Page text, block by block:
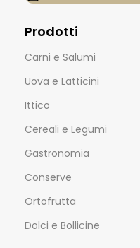
Prodotti
Carni e Salumi
Uova e Latticini
Ittico
Cereali e Legumi
Gastronomia
Conserve
Ortofrutta
Dolci e Bollicine